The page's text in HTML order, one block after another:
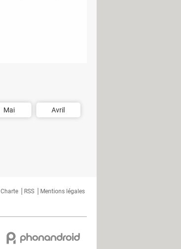
Mai Avril
Charte RSS
Mentions légales